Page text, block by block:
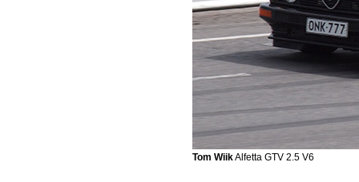
Tom WiikAlfetta GTV 2.5 V6